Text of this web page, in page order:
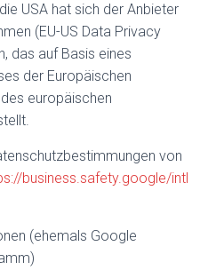
USA hat sich der Anbieter
(EU-US Data Privacy
das auf Basis eines
der Europäischen
europäischen
von
business.safety.google/intl
(ehemals Google